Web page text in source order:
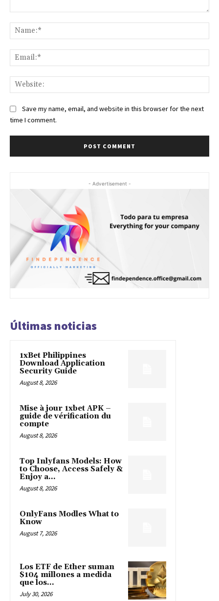
Save my name, email, and website in this browser for the next
time I comment.
- Advertisement -
Últimas noticias
1xBet Philippines
Download Application
Security Guide
August 8, 2026
Mise à jour 1xbet APK –
guide de vérification du
compte
August 8, 2026
Top Inlyfans Models: How
to Choose, Access Safely &
Enjoy a...
August 8, 2026
OnlyFans Modles What to
Know
August 7, 2026
Los ETF de Ether suman
$104 millones a medida
que los...
July 30, 2026